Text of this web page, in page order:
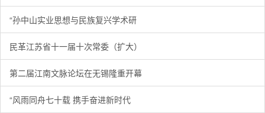
“孙中山实业思想与民族复兴学术研
民革江苏省十一届十次常委（扩大）
第二届江南文脉论坛在无锡隆重开幕
“风雨同舟七十载 携手奋进新时代